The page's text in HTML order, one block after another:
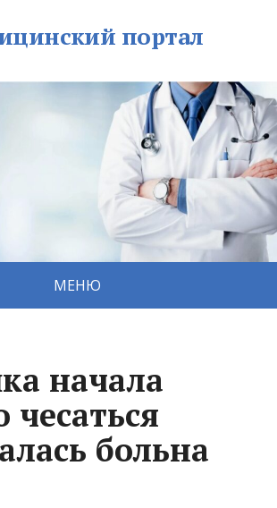
портал
МЕНЮ
начала
чесаться
больна